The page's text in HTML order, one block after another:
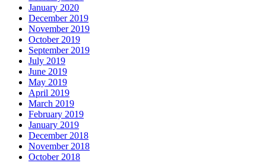
January 2020
December 2019
November 2019
October 2019
September 2019
July 2019
June 2019
May 2019
April 2019
March 2019
February 2019
January 2019
December 2018
November 2018
October 2018